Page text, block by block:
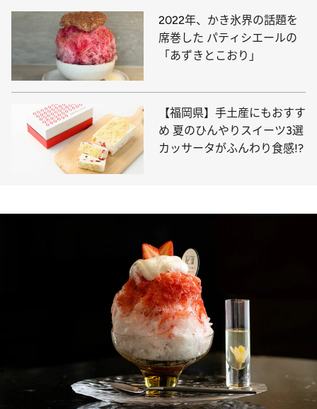
2022年、かき氷界の話題を
席巻した パティシエールの
「あずきとこおり」
【福岡県】手土産にもおすす
め 夏のひんやりスイーツ3選
カッサータがふんわり食感!?